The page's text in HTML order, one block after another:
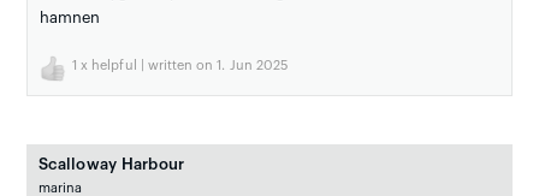
hamnen
1 x helpful | written on 1. Jun 2025
Scalloway Harbour
marina